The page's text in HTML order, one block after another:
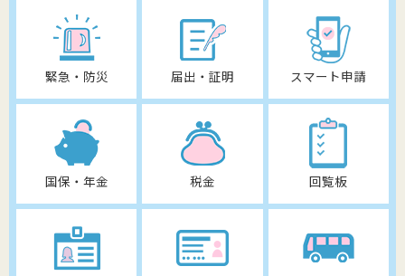
緊急・防災 届出・証明 スマート申請
国保・年金 税金 回覧板